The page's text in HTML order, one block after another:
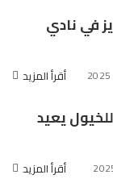
في نادي
أقرأ المزيد
يعيد
أقرأ المزيد